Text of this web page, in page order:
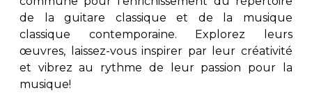
PARTITIONS POUR AUTRES
INSTRUMENTS
PARTITIONS POUR ENSEMBLES
Orchestre de guitares
Concerto pour
Guitare et un autre
Musique de chambre
de la guitare classique et de la musique
classique contemporaine. Explorez leurs
œuvres, laissez-vous inspirer par leur créativité
et vibrez au rythme de leur passion pour la
musique!